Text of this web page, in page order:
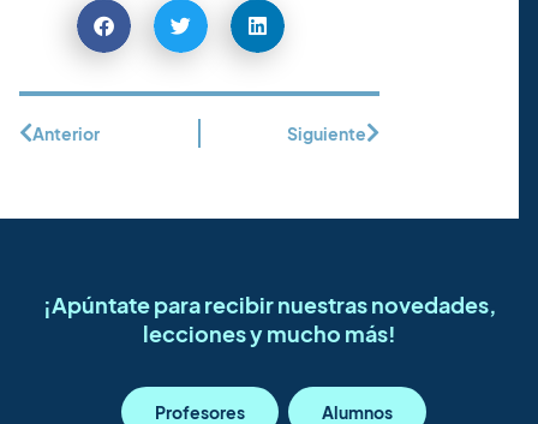
Anterior Siguiente
¡Apúntate para recibir nuestras novedades,
lecciones y mucho más!
Profesores Alumnos